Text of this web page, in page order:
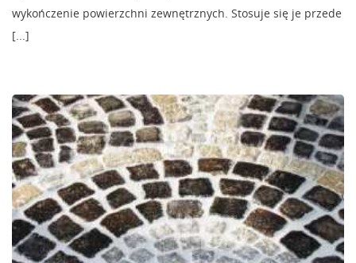
wykończenie powierzchni zewnętrznych. Stosuje się je przede
[...]